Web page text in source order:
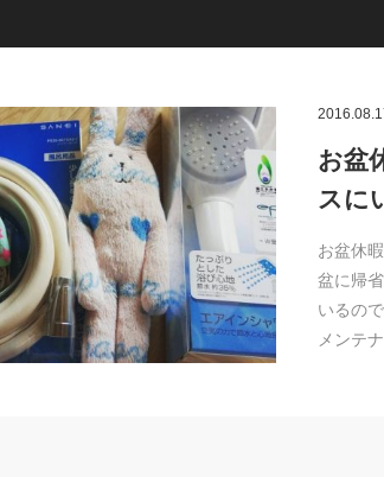
お盆
スに
お盆休
盆に帰
いるの
メンテ